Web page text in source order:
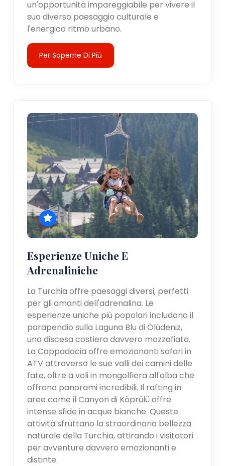
un'opportunità impareggiabile per vivere il
suo diverso paesaggio culturale e
l'energico ritmo urbano.
Per Saperne Di Più
Esperienze Uniche E
Adrenaliniche
La Turchia offre paesaggi diversi, perfetti
per gli amanti dell'adrenalina. Le
esperienze uniche più popolari includono il
parapendio sulla Laguna Blu di Ölüdeniz,
una discesa costiera davvero mozzafiato.
La Cappadocia offre emozionanti safari in
ATV attraverso le sue valli dei camini delle
fate, oltre a voli in mongolfiera all'alba che
offrono panorami incredibili. Il rafting in
aree come il Canyon di Köprülü offre
intense sfide in acque bianche. Queste
attività sfruttano la straordinaria bellezza
naturale della Turchia, attirando i visitatori
per avventure davvero emozionanti e
distinte.